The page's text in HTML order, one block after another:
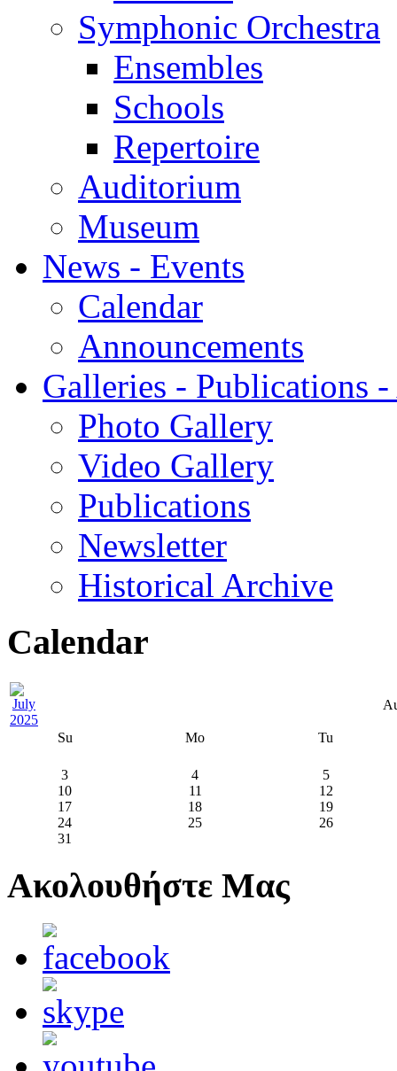
Symphonic Orchestra
Ensembles
Schools
Repertoire
Auditorium
Museum
News - Events
Calendar
Announcements
Galleries - Publications
Photo Gallery
Video Gallery
Publications
Newsletter
Historical Archive
Calendar
Su Mo Tu
3 4
5
10
11
12
17
18
19
24
25
26
31
Ακολουθήστε Μας